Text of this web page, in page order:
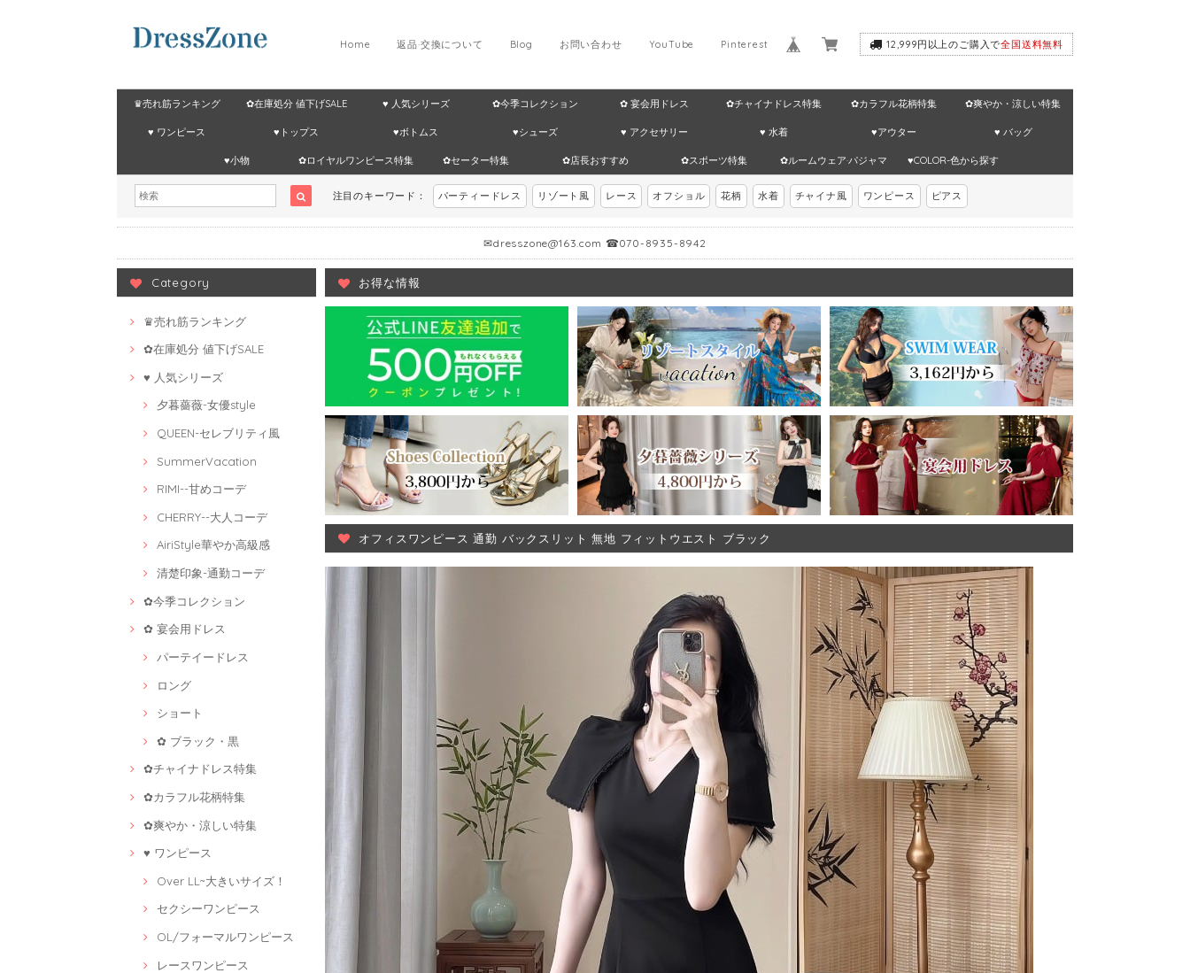
12,999円以上のご購入で全国送料無料
Pinterest
YouTube
お問い合わせ
Blog
返品·交換について
Home
♛売れ筋ランキング ✿在庫処分 値下げSALE ♥ 人気シリーズ ✿今季コレクション ✿ 宴会用ドレス ✿チャイナドレス特集 ✿カラフル花柄特集 ✿爽やか・涼しい特集
♥ ワンピース ♥トップス ♥ボトムス ♥シューズ ♥ アクセサリー ♥ 水着 ♥アウター ♥ バッグ
♥小物 ✿ロイヤルワンピース特集 ✿セーター特集 ✿店長おすすめ ✿スポーツ特集 ✿ルームウェア·パジャマ ♥COLOR-色から探す
注目のキーワード： パーティードレス リゾート風 レース オフショル 花柄 水着 チャイナ風 ワンピース ピアス
✉dresszone@163.com ☎070-8935-8942
Category
♛売れ筋ランキング
✿在庫処分 値下げSALE
♥ 人気シリーズ
夕暮薔薇-女優style
QUEEN-セレブリティ風
SummerVacation
RIMI--甘めコーデ
CHERRY--大人コーデ
AiriStyle華やか高級感
清楚印象-通勤コーデ
✿今季コレクション
✿ 宴会用ドレス
パーテイードレス
ロング
ショート
✿ ブラック・黒
✿チャイナドレス特集
✿カラフル花柄特集
✿爽やか・涼しい特集
♥ ワンピース
Over LL~大きいサイズ！
セクシーワンピース
OL/フォーマルワンピース
レースワンピース
お得な情報
オフィスワンピース 通勤 バックスリット 無地 フィットウエスト ブラック